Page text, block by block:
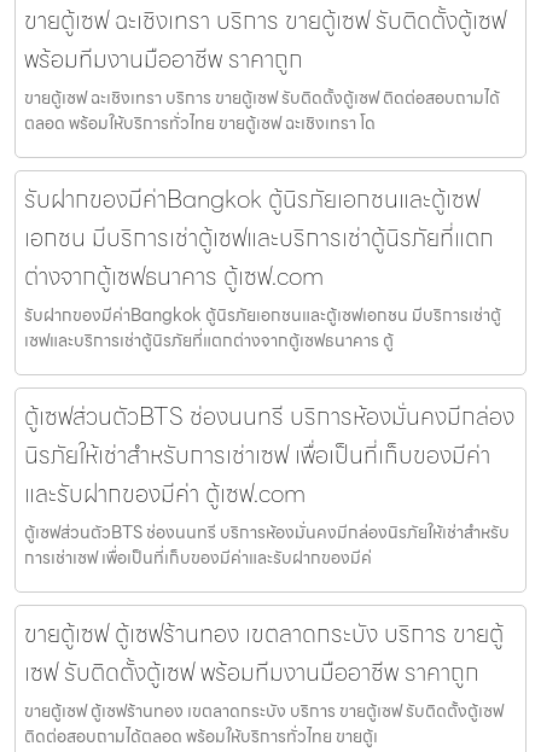
ขายตู้เซฟ ฉะเชิงเทรา บริการ ขายตู้เซฟ รับติดตั้งตู้เซฟ
พร้อมทีมงานมืออาชีพ ราคาถูก
ขายตู้เซฟ ฉะเชิงเทรา บริการ ขายตู้เซฟ รับติดตั้งตู้เซฟ ติดต่อสอบถามได้
ตลอด พร้อมให้บริการทั่วไทย ขายตู้เซฟ ฉะเชิงเทรา โด
รับฝากของมีค่าBangkok ตู้นิรภัยเอกชนและตู้เซฟ
เอกชน มีบริการเช่าตู้เซฟและบริการเช่าตู้นิรภัยที่แตก
ต่างจากตู้เซฟธนาคาร ตู้เซฟ.com
รับฝากของมีค่าBangkok ตู้นิรภัยเอกชนและตู้เซฟเอกชน มีบริการเช่าตู้
เซฟและบริการเช่าตู้นิรภัยที่แตกต่างจากตู้เซฟธนาคาร ตู้
ตู้เซฟส่วนตัวBTS ช่องนนทรี บริการห้องมั่นคงมีกล่อง
นิรภัยให้เช่าสำหรับการเช่าเซฟ เพื่อเป็นที่เก็บของมีค่า
และรับฝากของมีค่า ตู้เซฟ.com
ตู้เซฟส่วนตัวBTS ช่องนนทรี บริการห้องมั่นคงมีกล่องนิรภัยให้เช่าสำหรับ
การเช่าเซฟ เพื่อเป็นที่เก็บของมีค่าและรับฝากของมีค่
ขายตู้เซฟ ตู้เซฟร้านทอง เขตลาดกระบัง บริการ ขายตู้
เซฟ รับติดตั้งตู้เซฟ พร้อมทีมงานมืออาชีพ ราคาถูก
ขายตู้เซฟ ตู้เซฟร้านทอง เขตลาดกระบัง บริการ ขายตู้เซฟ รับติดตั้งตู้เซฟ
ติดต่อสอบถามได้ตลอด พร้อมให้บริการทั่วไทย ขายตู้เ